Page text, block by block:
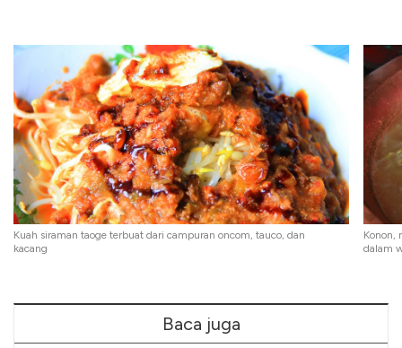
Kuah siraman taoge terbuat dari campuran oncom, tauco, dan
kacang
Konon,
dalam
Baca juga